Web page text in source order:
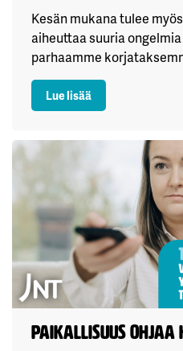
Kesän mukana tulee
aiheuttaa suuria
parhaamme
Lue lisää: JNT:n ukkos-
Paikallisuus